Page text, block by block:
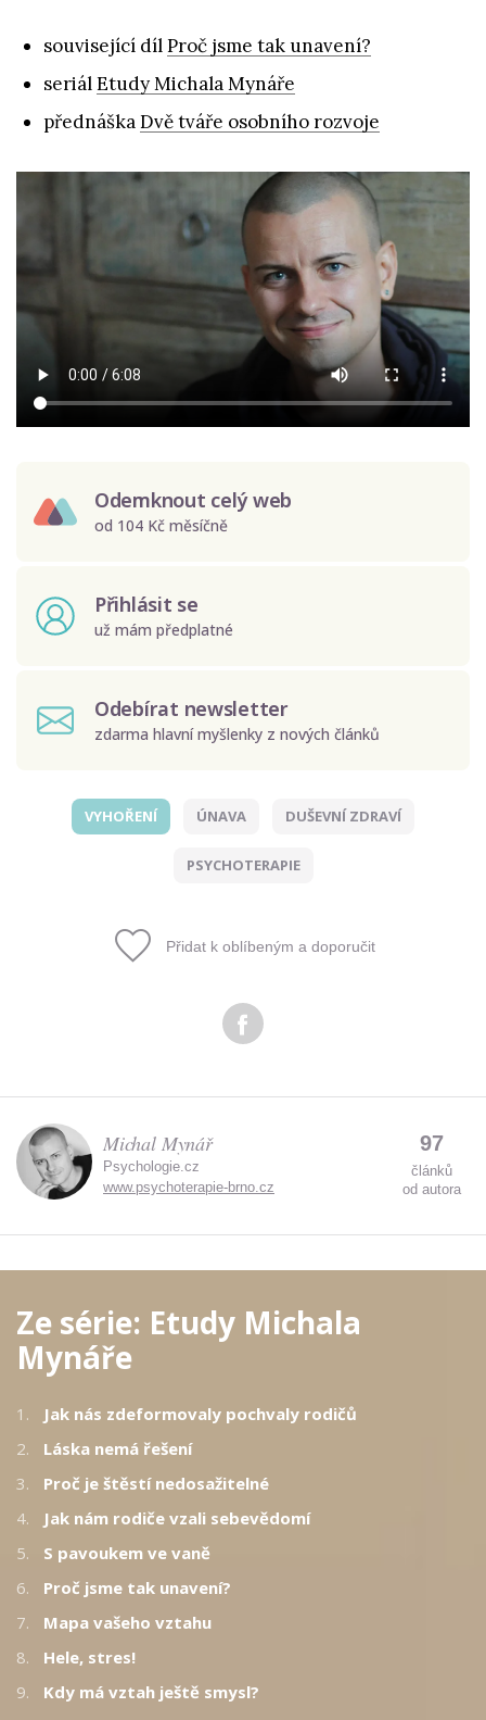
související dílProč jsme tak unavení?
seriálEtudy Michala Mynáře
přednáškaDvě tváře osobního rozvoje
Odemknout celý web
od 104 Kč měsíčně
Přihlásit se
už mám předplatné
Odebírat newsletter
zdarma hlavní myšlenky z nových článků
VYHOŘENÍ ÚNAVA DUŠEVNÍ ZDRAVÍ
PSYCHOTERAPIE
Přidat k oblíbeným a doporučit
Michal Mynář
Psychologie.cz
www.psychoterapie-brno.cz
97
článků
od autora
Ze série: Etudy Michala
Mynáře
1.
Jak nás zdeformovaly pochvaly rodičů
2.
Láska nemá řešení
3.
Proč je štěstí nedosažitelné
4.
Jak nám rodiče vzali sebevědomí
5.
S pavoukem ve vaně
6.
Proč jsme tak unavení?
7.
Mapa vašeho vztahu
8.
Hele, stres!
9.
Kdy má vztah ještě smysl?